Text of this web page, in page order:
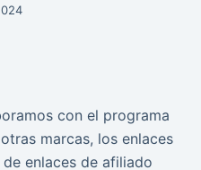
con el programa
marcas, los enlaces
enlaces de afiliado